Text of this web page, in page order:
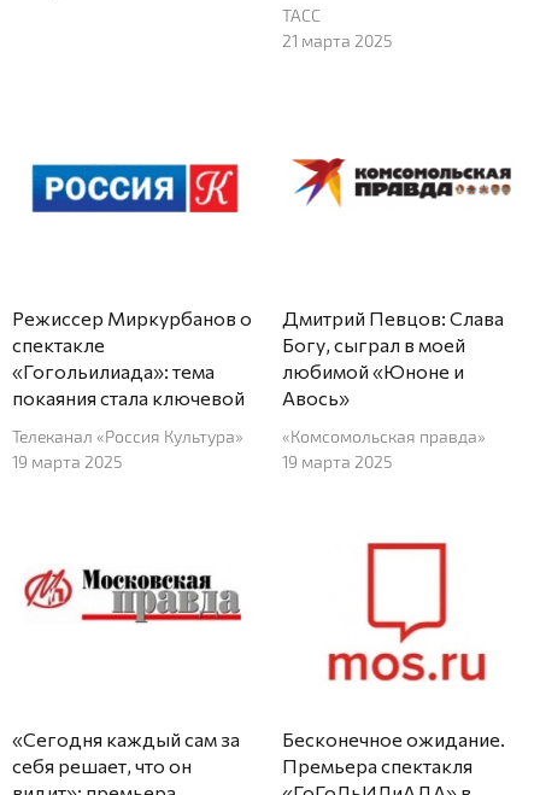
ТАСС
21 марта 2025
Режиссер Миркурбанов о
спектакле
«Гогольилиада»: тема
покаяния стала ключевой
Телеканал «Россия Культура»
19 марта 2025
Дмитрий Певцов: Слава
Богу, сыграл в моей
любимой «Юноне и
Авось»
«Комсомольская правда»
19 марта 2025
«Сегодня каждый сам за
себя решает, что он
Бесконечное ожидание.
Премьера спектакля